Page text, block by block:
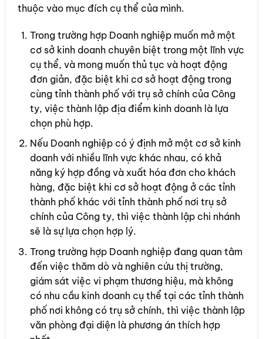
thuộc vào mục đích cụ thể của mình.
Trong trường hợp Doanh nghiệp muốn mở một
cơ sở kinh doanh chuyên biệt trong một lĩnh vực
cụ thể, và mong muốn thủ tục và hoạt động
đơn giản, đặc biệt khi cơ sở hoạt động trong
cùng tỉnh thành phố với trụ sở chính của Công
ty, việc thành lập địa điểm kinh doanh là lựa
chọn phù hợp.
Nếu Doanh nghiệp có ý định mở một cơ sở kinh
doanh với nhiều lĩnh vực khác nhau, có khả
năng ký hợp đồng và xuất hóa đơn cho khách
hàng, đặc biệt khi cơ sở hoạt động ở các tỉnh
thành phố khác với tỉnh thành phố nơi trụ sở
chính của Công ty, thì việc thành lập chi nhánh
sẽ là sự lựa chọn hợp lý.
Trong trường hợp Doanh nghiệp đang quan tâm
đến việc thăm dò và nghiên cứu thị trường,
giám sát việc vi phạm thương hiệu, mà không
có nhu cầu kinh doanh cụ thể tại các tỉnh thành
phố nơi không có trụ sở chính, thì việc thành lập
văn phòng đại diện là phương án thích hợp